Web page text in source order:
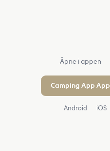
Åpne i appen
Camping App App
Android iOS